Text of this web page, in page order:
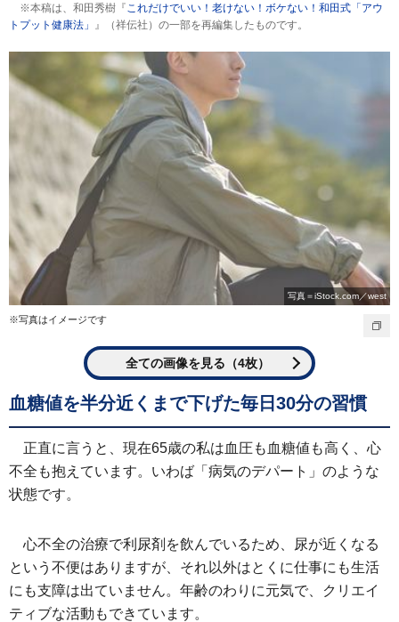
※本稿は、和田秀樹『 これだけでいい！老けない！ボケない！和田式「アウ
トプット健康法」
』（祥伝社）の一部を再編集したものです。
写真＝iStock.com／west
※写真はイメージです
全ての画像を見る（4枚）
血糖値を半分近くまで下げた毎日30分の習慣
正直に言うと、現在65歳の私は血圧も血糖値も高く、心
不全も抱えています。いわば「病気のデパート」のような
状態です。
心不全の治療で利尿剤を飲んでいるため、尿が近くなる
という不便はありますが、それ以外はとくに仕事にも生活
にも支障は出ていません。年齢のわりに元気で、クリエイ
ティブな活動もできています。